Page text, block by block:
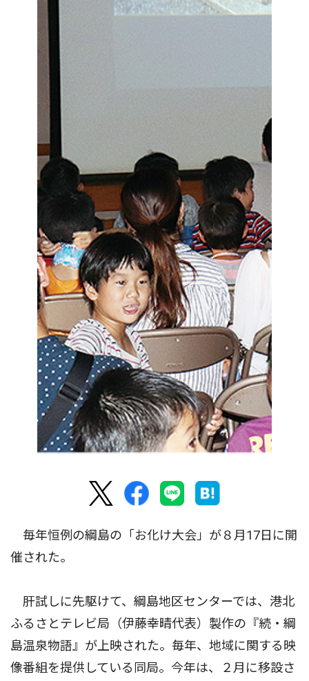
毎年恒例の綱島の「お化け大会」が８月17日に開
催された。
肝試しに先駆けて、綱島地区センターでは、港北
ふるさとテレビ局（伊藤幸晴代表）製作の『続・綱
島温泉物語』が上映された。毎年、地域に関する映
像番組を提供している同局。今年は、２月に移設さ